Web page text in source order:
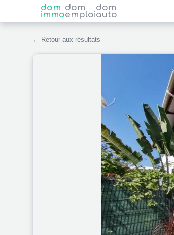
dom
immo
dom
emploi
dom
auto
← Retour aux résultats